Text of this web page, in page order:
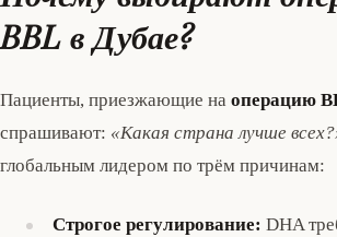
BBL в Дубае?
Пациенты, приезжающие на операцию
спрашивают: «Какая страна лучше
глобальным лидером по трём причинам:
Строгое регулирование: DHA